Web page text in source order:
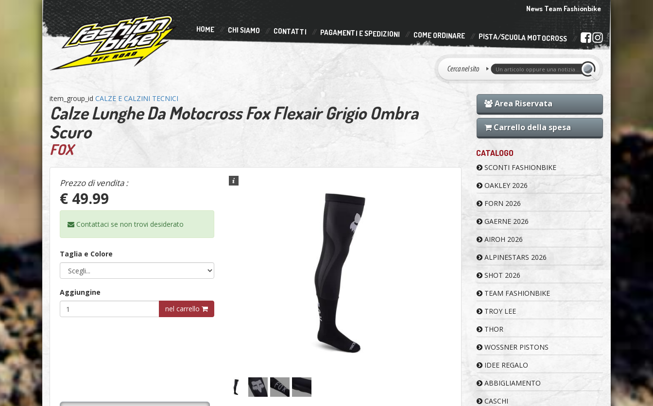
News Team Fashionbike
HOME CHI SIAMO CONTATTI PAGAMENTI E SPEDIZIONI COME ORDINARE PISTA/SCUOLA MOTOCROSS
item_group_id CALZE E CALZINI TECNICI
Calze Lunghe Da Motocross Fox Flexair Grigio Ombra
Scuro
FOX
Prezzo di vendita :
€ 49.99
Contattaci se non trovi desiderato
Taglia e Colore
Aggiungine
nel carrello
Area Riservata
Carrello della spesa
CATALOGO
SCONTI FASHIONBIKE
OAKLEY 2026
FORN 2026
GAERNE 2026
AIROH 2026
ALPINESTARS 2026
SHOT 2026
TEAM FASHIONBIKE
TROY LEE
THOR
WOSSNER PISTONS
IDEE REGALO
ABBIGLIAMENTO
CASCHI